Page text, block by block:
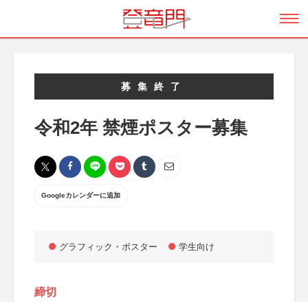
募集終了
令和2年 禁煙ポスター募集
Googleカレンダーに追加
グラフィック・ポスター 学生向け
締切